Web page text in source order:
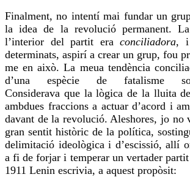
Finalment, no intentí mai fundar un
la idea de la revolució permanent.
l’interior del partit era conciliadora, i
determinats, aspirí a crear un grup, fou
me en això. La meua tendència
d’una espècie de fatalisme
Considerava que la lògica de la lluita
ambdues fraccions a actuar d’acord i
davant de la revolució. Aleshores, jo no
gran sentit històric de la política,
delimitació ideològica i d’escissió, allí
a fi de forjar i temperar un vertader
1911 Lenin escrivia, a aquest propòsit: